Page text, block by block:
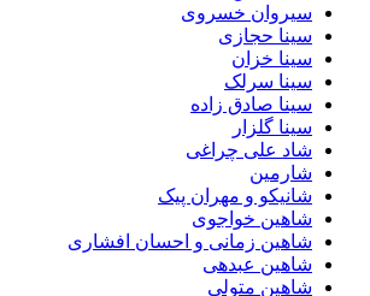
سیروان خسروی
سینا حجازی
سینا خزان
سینا سرلک
سینا صادق زاده
سینا گلزار
شاد علی چراغی
شارمین
شانیکو و مهران پیک
شاهین خواجوی
شاهین زمانی و احسان افشاری
شاهین عبدهی
شاهین متولی